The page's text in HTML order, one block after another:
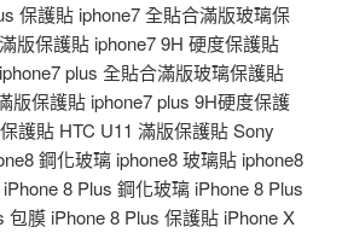
保護貼 iphone7 全貼合滿版玻璃保
版保護貼 iphone7 9H 硬度保護貼
plus 全貼合滿版玻璃保護貼
版保護貼 iphone7 plus 9H硬度保護
護貼 HTC U11 滿版保護貼 Sony
鋼化玻璃 iphone8 玻璃貼 iphone8
8 Plus 鋼化玻璃 iPhone 8 Plus
包膜 iPhone 8 Plus 保護貼 iPhone X